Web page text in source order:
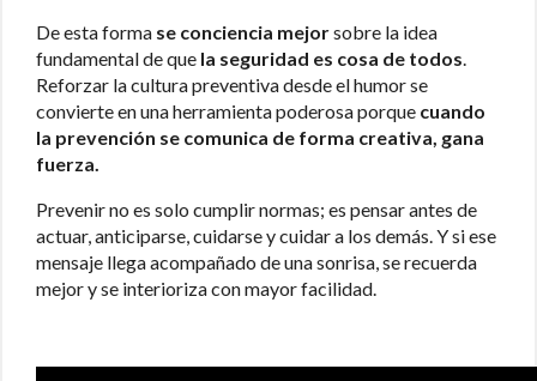
De esta forma se conciencia mejorsobre la idea
fundamental de que la seguridad es cosa de todos
Reforzar la cultura preventiva desde el humor se
convierte en una herramienta poderosa porque cuando
la prevención se comunica de forma creativa, gana
fuerza
Prevenir no es solo cumplir normas; es pensar antes de
actuar, anticiparse, cuidarse y cuidar a los demás. Y si ese
mensaje llega acompañado de una sonrisa, se recuerda
mejor y se interioriza con mayor facilidad.